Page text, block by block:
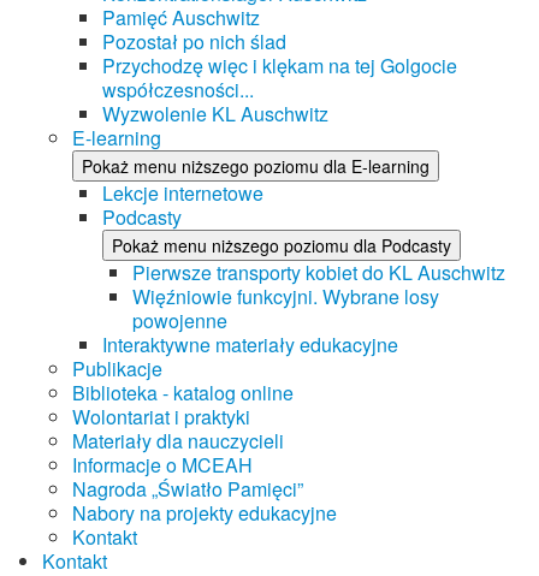
Pamięć Auschwitz
Pozostał po nich ślad
Przychodzę więc i klękam na tej Golgocie
współczesności...
Wyzwolenie KL Auschwitz
E-learning
Pokaż menu niższego poziomu dla E-learning
Lekcje internetowe
Podcasty
Pokaż menu niższego poziomu dla Podcasty
Pierwsze transporty kobiet do KL Auschwitz
Więźniowie funkcyjni. Wybrane losy
powojenne
Interaktywne materiały edukacyjne
Publikacje
Biblioteka - katalog online
Wolontariat i praktyki
Materiały dla nauczycieli
Informacje o MCEAH
Nagroda „Światło Pamięci”
Nabory na projekty edukacyjne
Kontakt
Kontakt